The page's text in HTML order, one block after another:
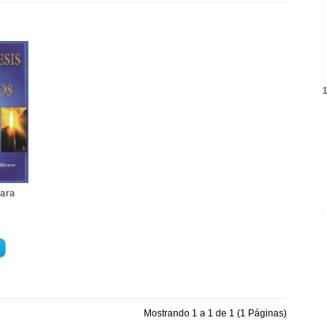
Mostrando 1 a 1 de 1 (1 Páginas)